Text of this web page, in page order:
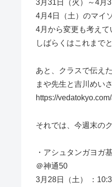
3月31日（火）～4月
4月4日（土）のマイ
4月から変更も考え
しばらくはこれまで
あと、クラスで伝え
まや先生と吉川めい
https://
それでは、今週末の
・アシュタンガヨガ
＠神通50
3月28日（土） ：